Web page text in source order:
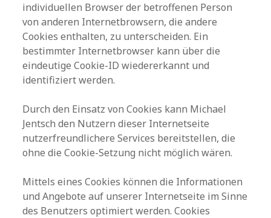
individuellen Browser der betroffenen Person
von anderen Internetbrowsern, die andere
Cookies enthalten, zu unterscheiden. Ein
bestimmter Internetbrowser kann über die
eindeutige Cookie-ID wiedererkannt und
identifiziert werden.
Durch den Einsatz von Cookies kann Michael
Jentsch den Nutzern dieser Internetseite
nutzerfreundlichere Services bereitstellen, die
ohne die Cookie-Setzung nicht möglich wären.
Mittels eines Cookies können die Informationen
und Angebote auf unserer Internetseite im Sinne
des Benutzers optimiert werden. Cookies